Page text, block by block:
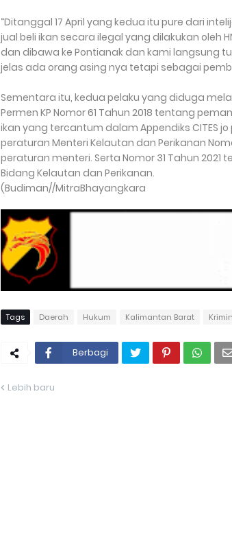
“Ditanggal 17 April yang kedua itu pure dari
jual beli ikan secara ilegal yang dilakukan oleh
dan dibawa ke Pontianak dan kami langsung
jelas ada orang asing nya tetapi sebagai
Sementara itu, kedua pelaku yang diduga
Permen KP Nomor 61 Tahun 2018 tentang
ikan yang tercantum dalam Appendiks CITES
peraturan Menteri Kelautan dan Perikanan
peraturan menteri. Serta Nomor 31 Tahun
Bidang Kelautan dan Perikanan.
(Budiman//MitraBhayangkara
Tags Daerah Hukum Kalimantan Barat
Berbagi
Lebih baru